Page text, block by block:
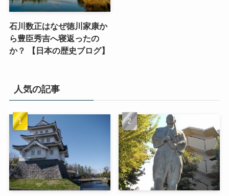
石川数正はなぜ徳川家康か
ら豊臣秀吉へ寝返ったの
か？ 【日本の歴史ブログ】
人気の記事